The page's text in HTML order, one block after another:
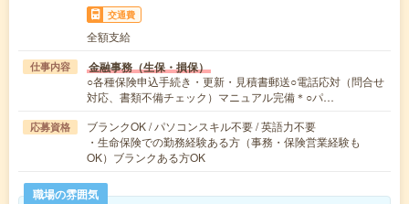
交通費
全額支給
仕事内容 金融事務（生保・損保）
○各種保険申込手続き・更新・見積書郵送○電話応対（問合せ
対応、書類不備チェック）マニュアル完備＊○パ…
応募資格
ブランクOK / パソコンスキル不要 / 英語力不要
・生命保険での勤務経験ある方（事務・保険営業経験も
OK）ブランクある方OK
職場の雰囲気